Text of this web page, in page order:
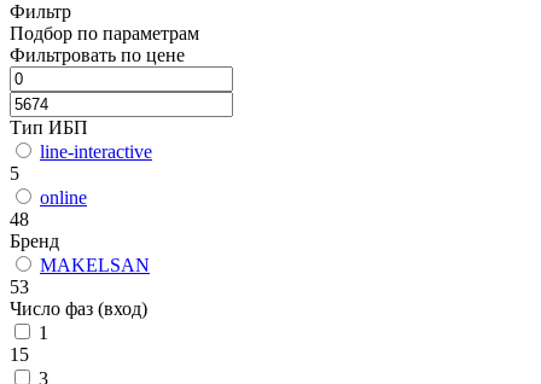
Фильтр
Подбор по параметрам
Фильтровать по цене
Тип ИБП
line-interactive
5
online
48
Бренд
MAKELSAN
53
Число фаз (вход)
1
15
3